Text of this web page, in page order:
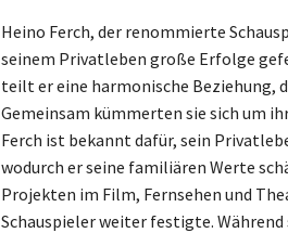
Heino Ferch, der renommierte
seinem Privatleben große Erfolge
teilt er eine harmonische Beziehung,
Gemeinsam kümmerten sie sich um
Ferch ist bekannt dafür, sein
wodurch er seine familiären Werte
Projekten im Film, Fernsehen und
Schauspieler weiter festigte.